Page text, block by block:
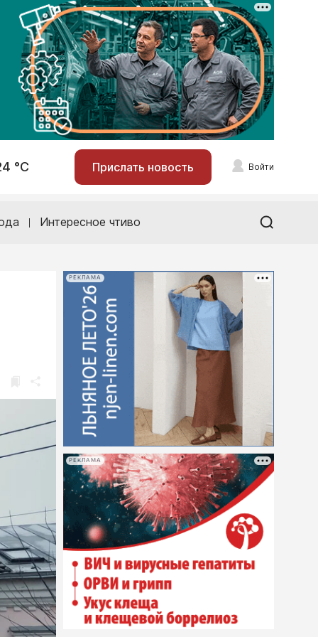
°С Прислать новость Войти
Интересное чтиво
РЕКЛАМА
РЕКЛАМА